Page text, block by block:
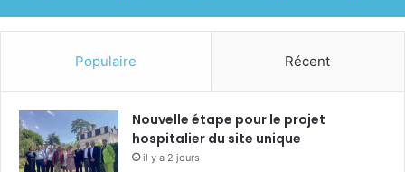
Populaire Récent
Nouvelle étape pour le projet
hospitalier du site unique
il y a 2 jours